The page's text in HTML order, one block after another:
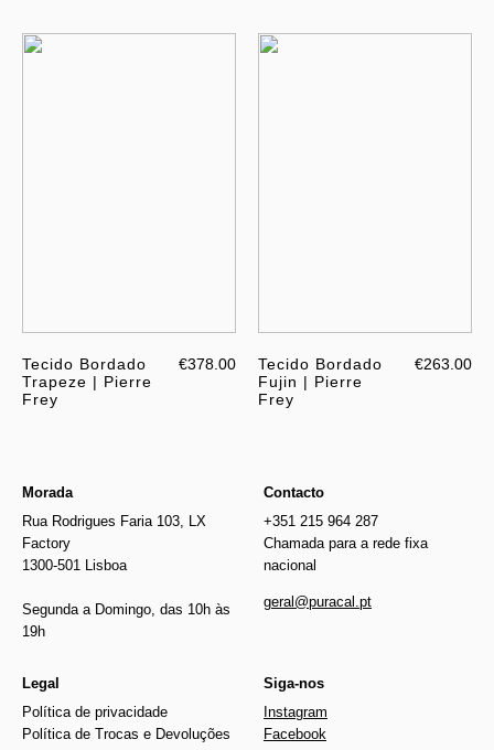
Tecido Bordado
Trapeze | Pierre
Frey
€378.00
Tecido Bordado
Fujin | Pierre
Frey
€263.00
Morada
Rua Rodrigues Faria 103, LX
Factory
1300-501 Lisboa
Segunda a Domingo, das 10h às
19h
Contacto
+351 215 964 287
Chamada para a rede fixa
nacional
geral@puracal.pt
Legal
Política de privacidade
Política de Trocas e Devoluções
Siga-nos
Instagram
Facebook